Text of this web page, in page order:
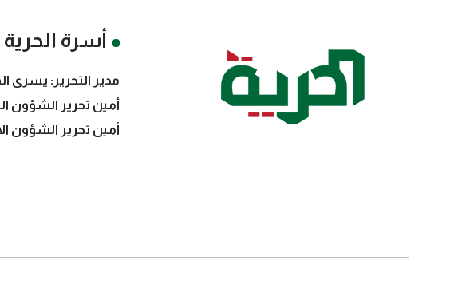
أسرة الحرية
مدير التحرير: يسرى
أمين تحرير الشؤون
أمين تحرير الشؤون